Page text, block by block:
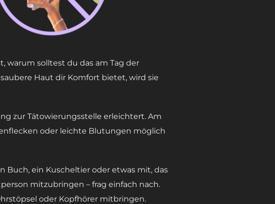
warum solltest du das am Tag der
Haut dir Komfort bietet, wird sie
zur Tätowierungsstelle erleichtert. Am
oder leichte Blutungen möglich
Buch, ein Kuscheltier oder etwas mit, das
mitzubringen – frag einfach nach.
oder Kopfhörer mitbringen.